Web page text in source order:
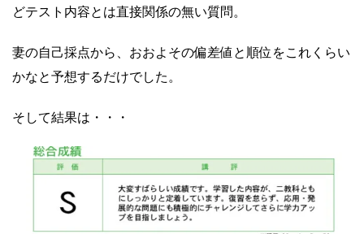
どテスト内容とは直接関係の無い質問。
妻の自己採点から、おおよその偏差値と順位をこれくらい
かなと予想するだけでした。
そして結果は・・・